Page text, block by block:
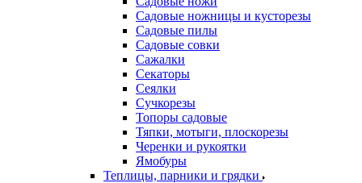
Садовые ножницы и кусторезы
Садовые пилы
Садовые совки
Сажалки
Секаторы
Сеялки
Сучкорезы
Топоры садовые
Тяпки, мотыги, плоскорезы
Черенки и рукоятки
Ямобуры
Теплицы, парники и грядки